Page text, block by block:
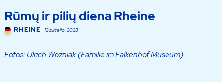
Rūmų ir pilių diena Rheine
RHEINE 12 birželio, 2023
Fotos: Ulrich Wozniak (Familie im Falkenhof Museum)